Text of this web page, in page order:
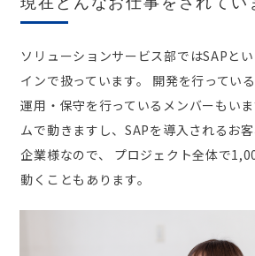
ソリューションサービス部ではSAPと
インで扱っています。 開発を行ってい
運用・保守を行っているメンバーもい
ムで動きますし、SAPを導入されるお
企業様なので、 プロジェクト全体で
動くこともあります。